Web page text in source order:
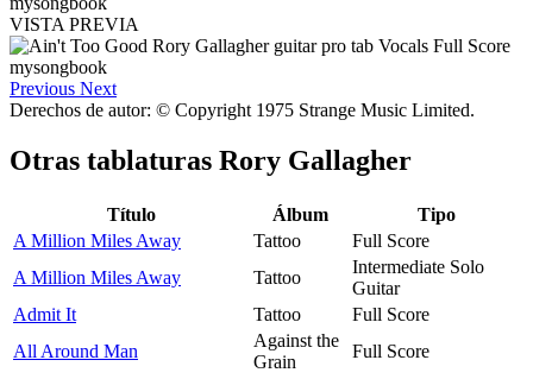
VISTA PREVIA
Previous Next
Derechos de autor: © Copyright 1975 Strange Music Limited.
Otras tablaturas Rory Gallagher
Título Álbum
Tipo
A Million Miles Away
Tattoo
Full Score
A Million Miles Away
Tattoo
Intermediate Solo
Guitar
Admit It
Tattoo
Full Score
All Around Man
Against the
Grain
Full Score